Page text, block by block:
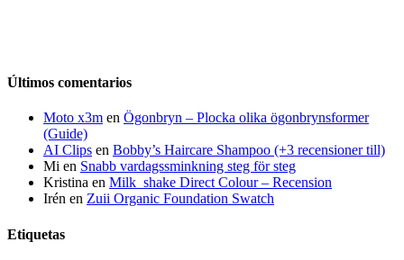
Últimos comentarios
Moto x3m en Ögonbryn – Plocka olika ögonbrynsformer
(Guide)
AI Clips en Bobby’s Haircare Shampoo (+3 recensioner till)
Mi en Snabb vardagssminkning steg för steg
Kristina en Milk_shake Direct Colour – Recension
Irén en Zuii Organic Foundation Swatch
Etiquetas